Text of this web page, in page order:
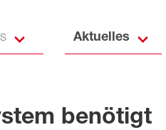
Aktuelles
benötigt